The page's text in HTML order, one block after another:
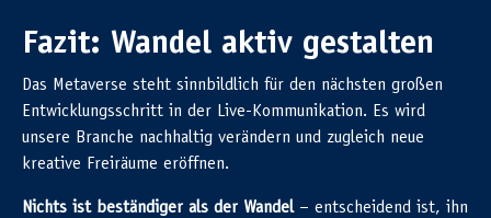
Fazit: Wandel aktiv gestalten
Das Metaverse steht sinnbildlich für den nächsten großen
Entwicklungsschritt in der Live-Kommunikation. Es wird
unsere Branche nachhaltig verändern und zugleich neue
kreative Freiräume eröffnen.
Nichts ist beständiger als der Wandel– entscheidend ist, ihn